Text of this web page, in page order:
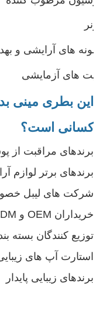
تونر
نمونه های آرایشی و
کیت های آزمایشی
کسانی است؟
برندهای مراقبت از
برندهای برتر لوازم
شرکت های لیبل
خریداران OEM و ODM
توزیع کنندگان بسته
استارت آپ های
برندهای زیبایی پایدار